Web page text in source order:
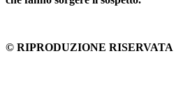
© RIPRODUZIONE RISERVATA